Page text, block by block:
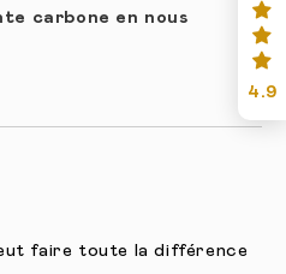
carbone en nous
faire toute la différence
4.9